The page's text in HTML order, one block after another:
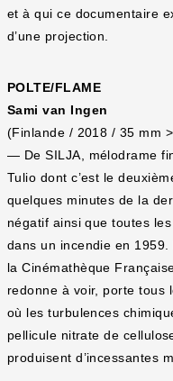
et à qui ce documentaire
d’une projection.
POLTE/FLAME
Sami van Ingen
(Finlande / 2018 / 35 mm
— De SILJA, mélodrame
Tulio dont c’est le
quelques minutes de la
négatif ainsi que toutes
dans un incendie en
la Cinémathèque
redonne à voir, porte tous
où les turbulences
pellicule nitrate de
produisent d’incessantes